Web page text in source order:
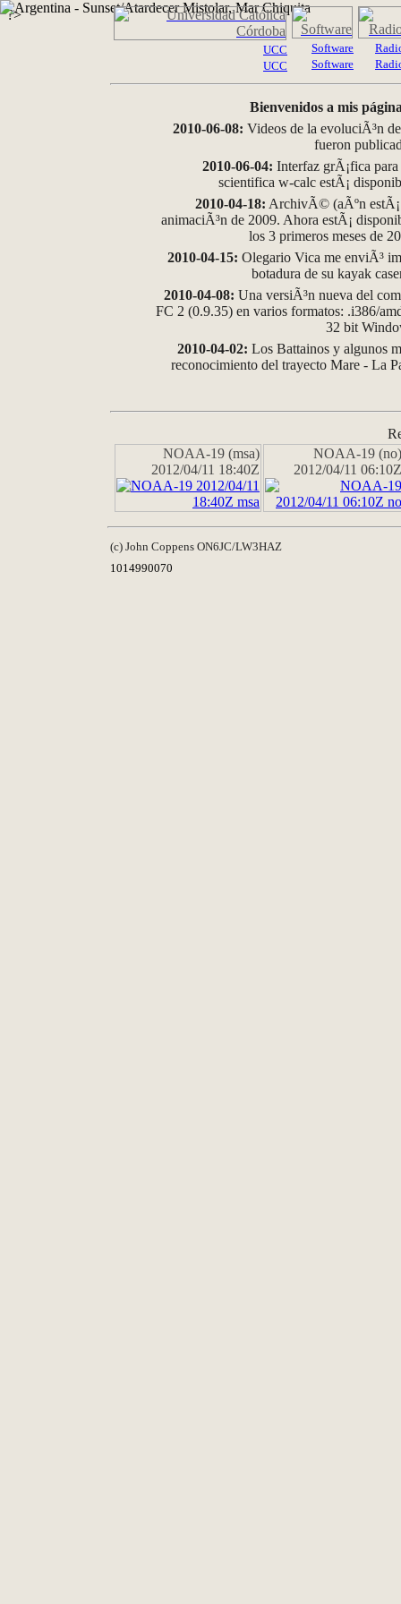
?>
UCC
UCC
Software
Software
Bienvenidos a mis
2010-06-08: Videos de la evoluciÃ³n
fueron
2010-06-04: Interfaz grÃ¡fica
scientifica w-calc estÃ¡
2010-04-18: ArchivÃ© (aÃºn
animaciÃ³n de 2009. Ahora estÃ¡
los 3 primeros meses de
2010-04-15: Olegario Vica me enviÃ³
botadura de su kayak
2010-04-08: Una versiÃ³n nueva del
FC 2 (0.9.35) en varios formatos: .i386/
32 bit
2010-04-02: Los Battainos y algunos
reconocimiento del trayecto Mare - La
NOAA-19 (msa)
2012/04/11 18:40Z
NOAA-19 (no)
2012/04/11 06:10Z
(c) John Coppens ON6JC/LW3HAZ
1014990070